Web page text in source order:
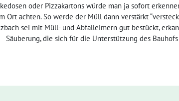
oder Pizzakartons würde man ja sofort
Ort achten. So werde der Müll dann verstärkt
sei mit Müll- und Abfalleimern gut bestückt,
Säuberung, die sich für die Unterstützung des